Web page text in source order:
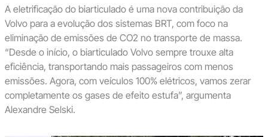
A eletrificação do biarticulado é uma nova contribuição da
Volvo para a evolução dos sistemas BRT, com foco na
eliminação de emissões de CO2 no transporte de massa.
“Desde o início, o biarticulado Volvo sempre trouxe alta
eficiência, transportando mais passageiros com menos
emissões. Agora, com veículos 100% elétricos, vamos zerar
completamente os gases de efeito estufa”, argumenta
Alexandre Selski.